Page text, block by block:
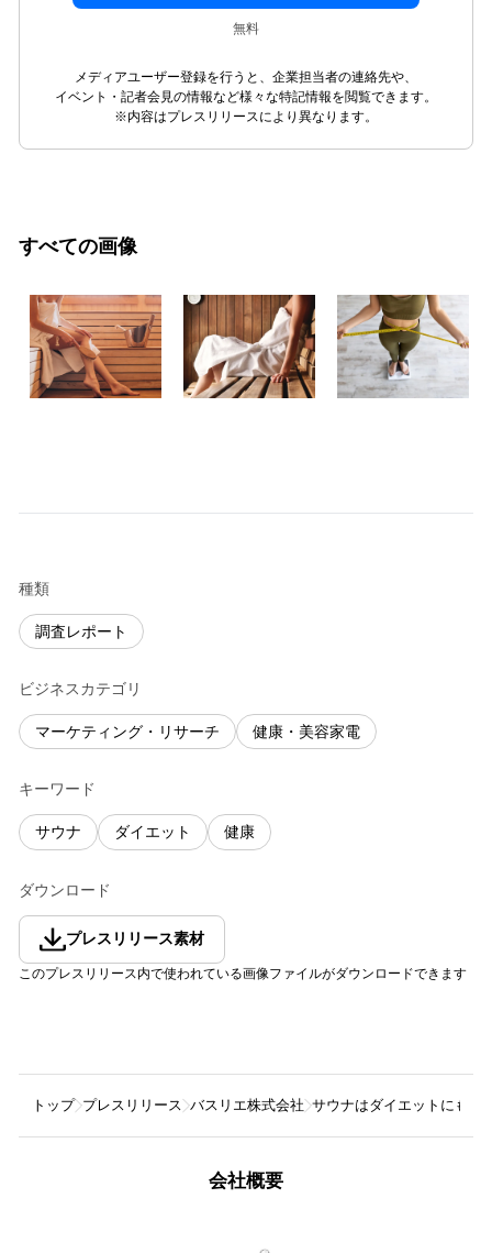
無料
メディアユーザー登録を行うと、企業担当者の連絡先や、
イベント・記者会見の情報など様々な特記情報を閲覧できます。
※内容はプレスリリースにより異なります。
すべての画像
種類
調査レポート
ビジネスカテゴリ
マーケティング・リサーチ 健康・美容家電
キーワード
サウナ ダイエット 健康
ダウンロード
プレスリリース素材
このプレスリリース内で使われている画像ファイルがダウンロードできます
トップ プレスリリース バスリエ株式会社 サウナはダイエットにも嬉
会社概要